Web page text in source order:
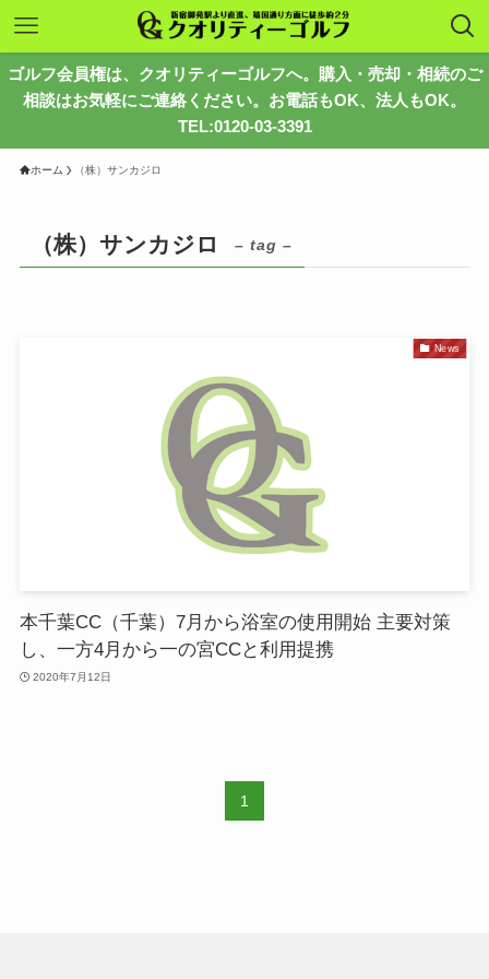
ゴルフ会員権は、クオリティーゴルフへ。購入・売却・相続のご
相談はお気軽にご連絡ください。お電話もOK、法人もOK。
TEL:0120-03-3391
ホーム （株）サンカジロ
（株）サンカジロ – tag –
News
本千葉CC（千葉）7月から浴室の使用開始 主要対策
し、一方4月から一の宮CCと利用提携
2020年7月12日
1